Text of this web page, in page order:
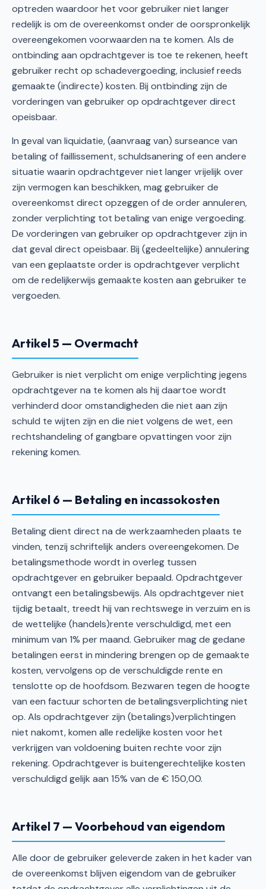
optreden waardoor het voor gebruiker niet langer
redelijk is om de overeenkomst onder de oorspronkelijk
overeengekomen voorwaarden na te komen. Als de
ontbinding aan opdrachtgever is toe te rekenen, heeft
gebruiker recht op schadevergoeding, inclusief reeds
gemaakte (indirecte) kosten. Bij ontbinding zijn de
vorderingen van gebruiker op opdrachtgever direct
opeisbaar.
In geval van liquidatie, (aanvraag van) surseance van
betaling of faillissement, schuldsanering of een andere
situatie waarin opdrachtgever niet langer vrijelijk over
zijn vermogen kan beschikken, mag gebruiker de
overeenkomst direct opzeggen of de order annuleren,
zonder verplichting tot betaling van enige vergoeding.
De vorderingen van gebruiker op opdrachtgever zijn in
dat geval direct opeisbaar. Bij (gedeeltelijke) annulering
van een geplaatste order is opdrachtgever verplicht
om de redelijkerwijs gemaakte kosten aan gebruiker te
vergoeden.
Artikel 5 — Overmacht
Gebruiker is niet verplicht om enige verplichting jegens
opdrachtgever na te komen als hij daartoe wordt
verhinderd door omstandigheden die niet aan zijn
schuld te wijten zijn en die niet volgens de wet, een
rechtshandeling of gangbare opvattingen voor zijn
rekening komen.
Artikel 6 — Betaling en incassokosten
Betaling dient direct na de werkzaamheden plaats te
vinden, tenzij schriftelijk anders overeengekomen. De
betalingsmethode wordt in overleg tussen
opdrachtgever en gebruiker bepaald. Opdrachtgever
ontvangt een betalingsbewijs. Als opdrachtgever niet
tijdig betaalt, treedt hij van rechtswege in verzuim en is
de wettelijke (handels)rente verschuldigd, met een
minimum van 1% per maand. Gebruiker mag de gedane
betalingen eerst in mindering brengen op de gemaakte
kosten, vervolgens op de verschuldigde rente en
tenslotte op de hoofdsom. Bezwaren tegen de hoogte
van een factuur schorten de betalingsverplichting niet
op. Als opdrachtgever zijn (betalings)verplichtingen
niet nakomt, komen alle redelijke kosten voor het
verkrijgen van voldoening buiten rechte voor zijn
rekening. Opdrachtgever is buitengerechtelijke kosten
verschuldigd gelijk aan 15% van de € 150,00.
Artikel 7 — Voorbehoud van eigendom
Alle door de gebruiker geleverde zaken in het kader van
de overeenkomst blijven eigendom van de gebruiker